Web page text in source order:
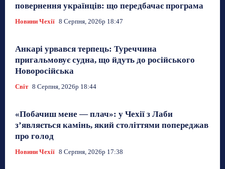
повернення українців: що передбачає програма
Новини Чехії 8 Серпня, 2026р 18:47
Анкарі урвався терпець: Туреччина
пригальмовує судна, що йдуть до російського
Новоросійська
Світ 8 Серпня, 2026р 18:44
«Побачиш мене — плач»: у Чехії з Лаби
з’являється камінь, який століттями попереджав
про голод
Новини Чехії 8 Серпня, 2026р 17:38